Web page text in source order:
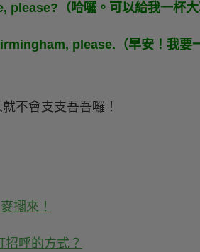
（哈囉。可以給我一杯大
please.（早安！我要
不會支支吾吾囉！
擱來！
招呼的方式？